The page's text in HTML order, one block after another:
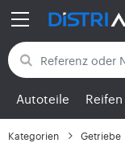
Zurück zu
Autoteile Reifen
Kategorien Getriebe